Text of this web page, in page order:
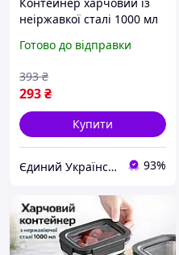
неіржавкої сталі 1000 мл
Готово до відправки
293₴
393 ₴
Купити
Єдиний Український 93%